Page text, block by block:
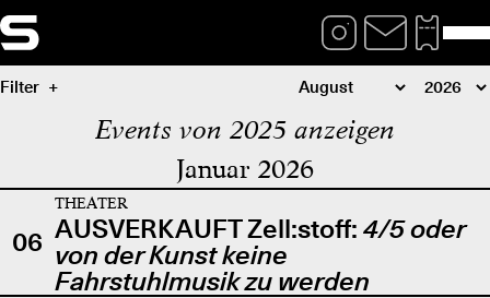
Filter
Events von 2025 anzeigen
Januar 2026
06
THEATER
AUSVERKAUFT Zell:stoff: 4/5 oder
von der Kunst keine
Fahrstuhlmusik zu werden